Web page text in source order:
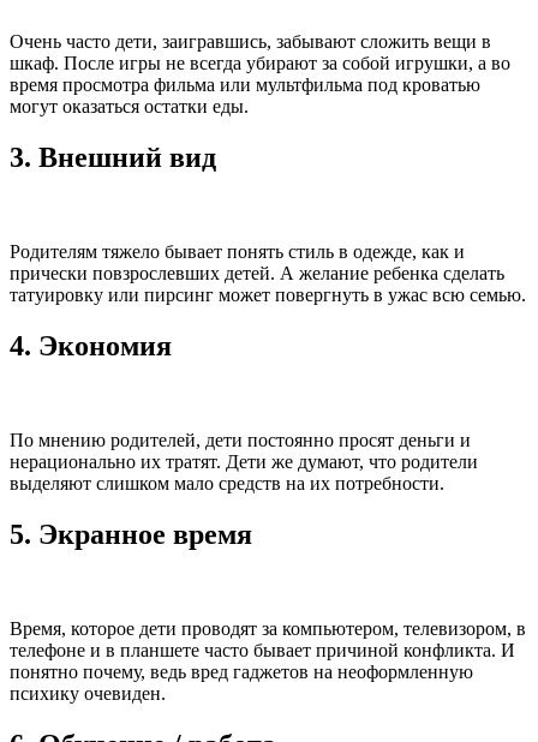
Очень часто дети, заигравшись, забывают сложить вещи в
шкаф. После игры не всегда убирают за собой игрушки, а во
время просмотра фильма или мультфильма под кроватью
могут оказаться остатки еды.
3. Внешний вид
Родителям тяжело бывает понять стиль в одежде, как и
прически повзрослевших детей. А желание ребенка сделать
татуировку или пирсинг может повергнуть в ужас всю семью.
4. Экономия
По мнению родителей, дети постоянно просят деньги и
нерационально их тратят. Дети же думают, что родители
выделяют слишком мало средств на их потребности.
5. Экранное время
Время, которое дети проводят за компьютером, телевизором, в
телефоне и в планшете часто бывает причиной конфликта. И
понятно почему, ведь вред гаджетов на неоформленную
психику очевиден.